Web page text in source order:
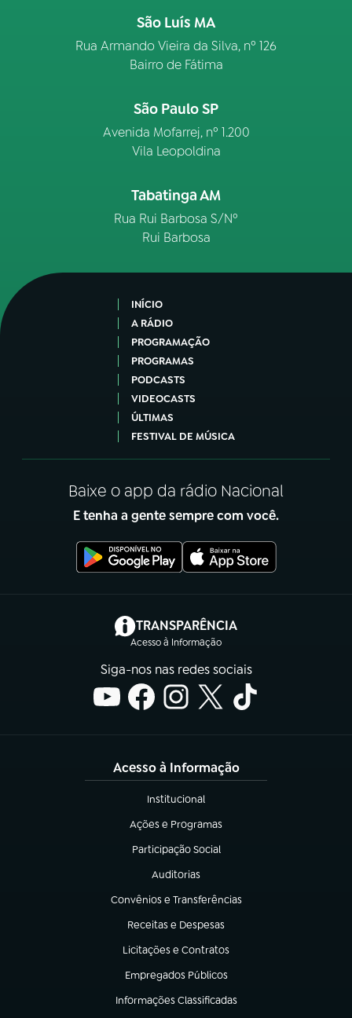
São Luís MA
Rua Armando Vieira da Silva, nº 126
Bairro de Fátima
São Paulo SP
Avenida Mofarrej, nº 1.200
Vila Leopoldina
Tabatinga AM
Rua Rui Barbosa S/Nº
Rui Barbosa
INÍCIO
A RÁDIO
PROGRAMAÇÃO
PROGRAMAS
PODCASTS
VIDEOCASTS
ÚLTIMAS
FESTIVAL DE MÚSICA
Baixe o app da rádio Nacional
E tenha a gente sempre com você.
TRANSPARÊNCIA
Acesso à Informação
(abre em nova aba)
Siga-nos nas redes sociais
Acesso à Informação
Institucional
(abre em nova aba)
Ações e Programas
(abre em nova aba)
Participação Social
(abre em nova aba)
Auditorias
(abre em nova aba)
Convênios e Transferências
(abre em nova aba)
Receitas e Despesas
(abre em nova aba)
Licitações e Contratos
(abre em nova aba)
Empregados Públicos
(abre em nova aba)
Informações Classificadas
(abre em nova aba)